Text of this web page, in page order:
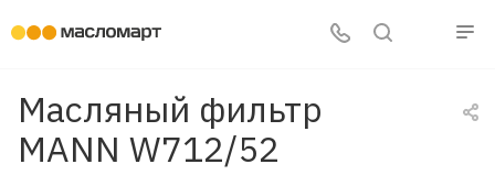
Масляный фильтр
MANN W712/52